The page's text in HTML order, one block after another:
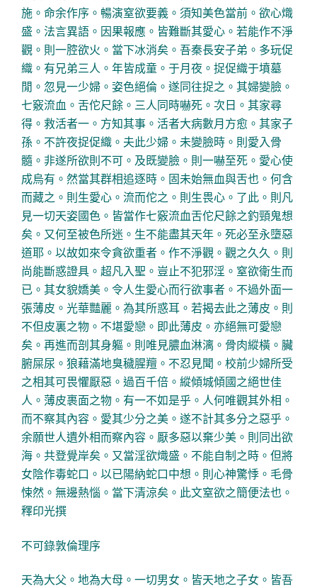
施。命余作序。暢演窒欲要義。須知美色當前。欲心熾
盛。法言異語。因果報應。皆難斷其愛心。若能作不淨
觀。則一腔欲火。當下冰消矣。吾秦長安子弟。多玩促
織。有兄弟三人。年皆成童。于月夜。捉促織于墳墓
閒。忽見一少婦。姿色絕倫。遂同往捉之。其婦變臉。
七竅流血。舌佗尺餘。三人同時嚇死。次日。其家尋
得。救活者一。方知其事。活者大病數月方愈。其家子
孫。不許夜捉促織。夫此少婦。未變臉時。則愛入骨
髓。非遂所欲則不可。及既變臉。則一嚇至死。愛心使
成烏有。然當其群相追逐時。固未始無血與舌也。何含
而藏之。則生愛心。流而佗之。則生畏心。了此。則凡
見一切天姿國色。皆當作七竅流血舌佗尺餘之釣頸鬼想
矣。又何至被色所迷。生不能盡其天年。死必至永墮惡
道耶。以故如來令貪欲重者。作不淨觀。觀之久久。則
尚能斷惑證具。超凡入聖。豈止不犯邪淫。窒欲衛生而
已。其女貌嬌美。令人生愛心而行欲事者。不過外面一
張薄皮。光華豔麗。為其所惑耳。若揭去此之薄皮。則
不但皮裏之物。不堪愛戀。即此薄皮。亦絕無可愛戀
矣。再進而剖其身軀。則唯見膿血淋漓。骨肉縱橫。臟
腑屎尿。狼藉滿地臭穢腥羶。不忍見聞。校前少婦所受
之相其可畏懼厭惡。過百千倍。縱傾城傾國之絕世佳
人。薄皮裹面之物。有一不如是乎。人何唯觀其外相。
而不察其內容。愛其少分之美。遂不計其多分之惡乎。
余願世人遺外相而察內容。厭多惡以棄少美。則同出欲
海。共登覺岸矣。又當淫欲熾盛。不能自制之時。但將
女陰作毒蛇口。以已陽納蛇口中想。則心神驚悸。毛骨
悚然。無邊熱惱。當下清涼矣。此文窒欲之簡便法也。
釋印光撰
不可錄敦倫理序
天為大父。地為大母。一切男女。皆天地之子女。皆吾